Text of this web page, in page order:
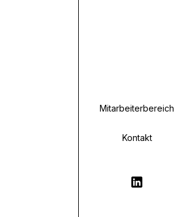
Mitarbeiterbereich
Kontakt